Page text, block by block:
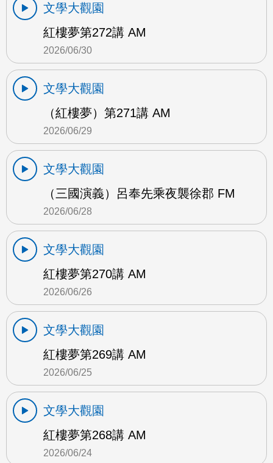
文學大觀園
紅樓夢第272講 AM
2026/06/30
文學大觀園
（紅樓夢）第271講 AM
2026/06/29
文學大觀園
（三國演義）呂奉先乘夜襲徐郡 FM
2026/06/28
文學大觀園
紅樓夢第270講 AM
2026/06/26
文學大觀園
紅樓夢第269講 AM
2026/06/25
文學大觀園
紅樓夢第268講 AM
2026/06/24